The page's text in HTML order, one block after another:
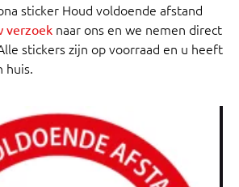
sticker Houd voldoende afstand
verzoek naar ons en we nemen direct
stickers zijn op voorraad en u heeft
huis.